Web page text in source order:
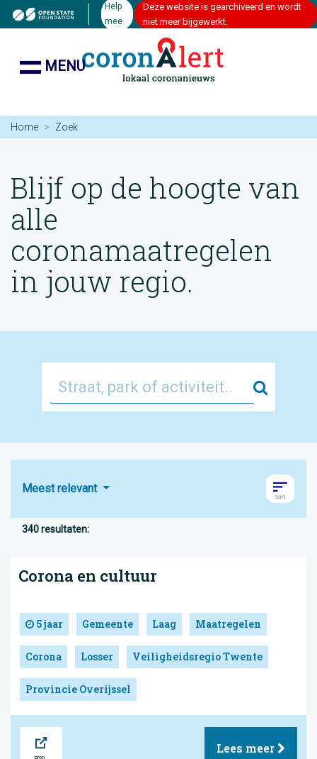
Help
mee
Deze website is gearchiveerd en wordt
niet meer bijgewerkt.
MENU
Home Zoek
Blijf op de hoogte van
alle
coronamaatregelen
in jouw regio.
Zoek
Meest relevant
340 resultaten:
Corona en cultuur
5 jaar Gemeente Laag Maatregelen
Corona Losser Veiligheidsregio Twente
Provincie Overijssel
Lees meer